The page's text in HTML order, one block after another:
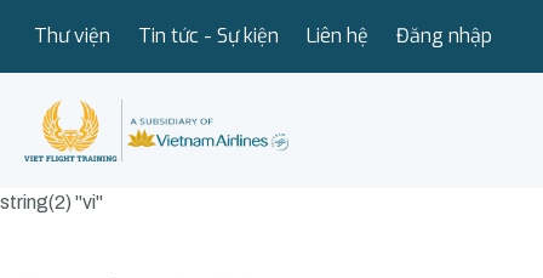
Thư viện Tin tức - Sự kiện Liên hệ Đăng nhập
string(2) "vi"